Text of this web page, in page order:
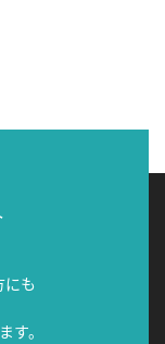
にも
す。